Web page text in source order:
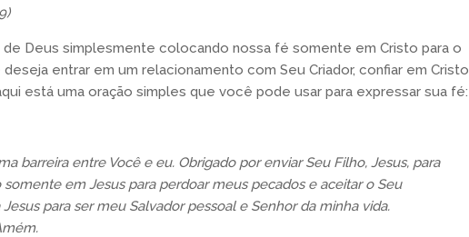
Deus simplesmente colocando nossa fé somente em Cristo para o
entrar em um relacionamento com Seu Criador, confiar em Cristo
está uma oração simples que você pode usar para expressar sua fé:
barreira entre Você e eu. Obrigado por enviar Seu Filho, Jesus, para
em Jesus para perdoar meus pecados e aceitar o Seu
para ser meu Salvador pessoal e Senhor da minha vida.